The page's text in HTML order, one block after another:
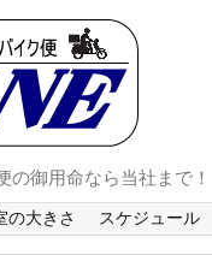
の御用命なら当社まで！
の大きさ スケジュール